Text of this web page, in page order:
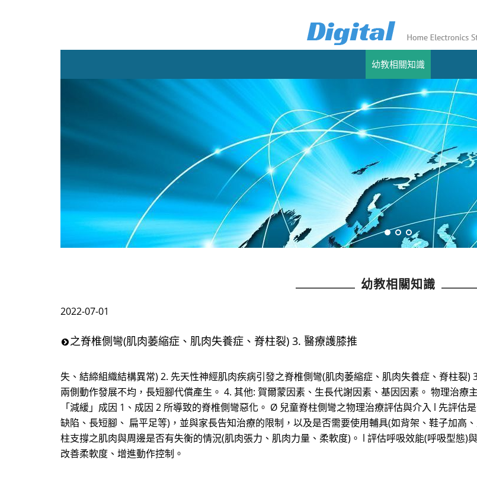
幼教相關知識
幼教相關知識
2022-07-01
之脊椎側彎(肌肉萎縮症、肌肉失養症、脊柱裂) 3. 醫療護膝推
失、結締組織結構異常) 2. 先天性神經肌肉疾病引發之脊椎側彎(肌肉萎縮症、肌肉失養症、脊柱裂)
兩側動作發展不均，長短腳代償產生。 4. 其他: 賀爾蒙因素、生長代謝因素、基因因素。 物理治
「減緩」成因 1、成因 2 所導致的脊椎側彎惡化。 Ø 兒童脊柱側彎之物理治療評估與介入 l 先評估
缺陷、長短腳、 扁平足等)，並與家長告知治療的限制，以及是否需要使用輔具(如背架、鞋子加高
柱支撐之肌肉與周邊是否有失衡的情況(肌肉張力、肌肉力量、柔軟度)。 l 評估呼吸效能(呼吸型態)
改善柔軟度、增進動作控制。